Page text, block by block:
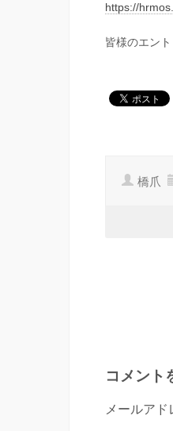
https://
皆様のエン
橋爪
コメント
メールア